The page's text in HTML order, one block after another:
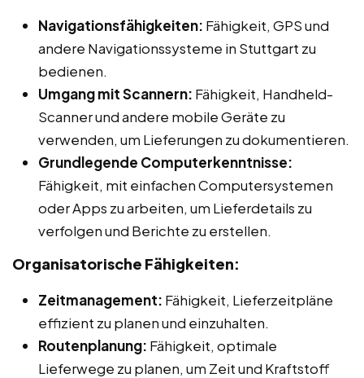
Navigationsfähigkeiten: Fähigkeit, GPS und
andere Navigationssysteme in Stuttgart zu
bedienen.
Umgang mit Scannern: Fähigkeit, Handheld-
Scanner und andere mobile Geräte zu
verwenden, um Lieferungen zu dokumentieren.
Grundlegende Computerkenntnisse:
Fähigkeit, mit einfachen Computersystemen
oder Apps zu arbeiten, um Lieferdetails zu
verfolgen und Berichte zu erstellen.
Organisatorische Fähigkeiten:
Zeitmanagement: Fähigkeit, Lieferzeitpläne
effizient zu planen und einzuhalten.
Routenplanung: Fähigkeit, optimale
Lieferwege zu planen, um Zeit und Kraftstoff